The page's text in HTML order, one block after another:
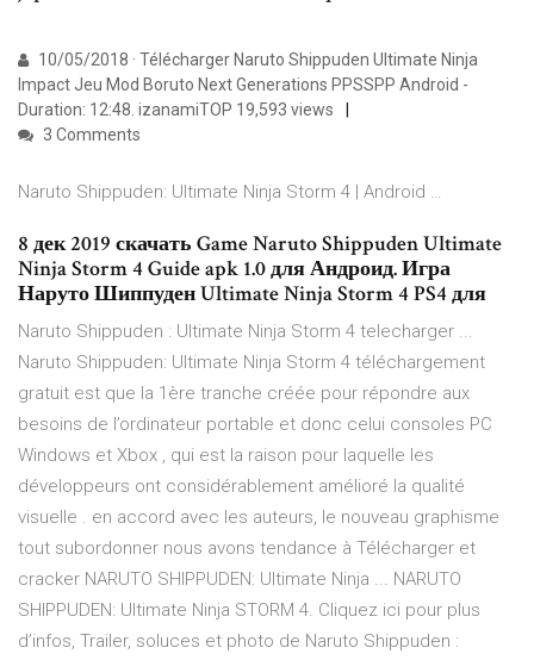
10/05/2018 · Télécharger Naruto Shippuden Ultimate Ninja
Impact Jeu Mod Boruto Next Generations PPSSPP Android -
Duration: 12:48. izanamiTOP 19,593 views
3 Comments
Naruto Shippuden: Ultimate Ninja Storm 4 | Android …
8 дек 2019 скачать Game Naruto Shippuden Ultimate
Ninja Storm 4 Guide apk 1.0 для Андроид. Игра
Наруто Шиппуден Ultimate Ninja Storm 4 PS4 для
Naruto Shippuden : Ultimate Ninja Storm 4 telecharger ...
Naruto Shippuden: Ultimate Ninja Storm 4 téléchargement
gratuit est que la 1ère tranche créée pour répondre aux
besoins de l’ordinateur portable et donc celui consoles PC
Windows et Xbox , qui est la raison pour laquelle les
développeurs ont considérablement amélioré la qualité
visuelle . en accord avec les auteurs, le nouveau graphisme
tout subordonner nous avons tendance à Télécharger et
cracker NARUTO SHIPPUDEN: Ultimate Ninja ... NARUTO
SHIPPUDEN: Ultimate Ninja STORM 4. Cliquez ici pour plus
d’infos, Trailer, soluces et photo de Naruto Shippuden :